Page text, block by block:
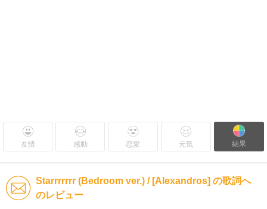
友情 感動 恋愛 元気 結果
Starrrrrrr (Bedroom ver.) / [Alexandros] の歌詞へ
のレビュー